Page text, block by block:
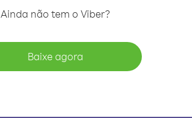
Ainda não tem o Viber?
Baixe agora